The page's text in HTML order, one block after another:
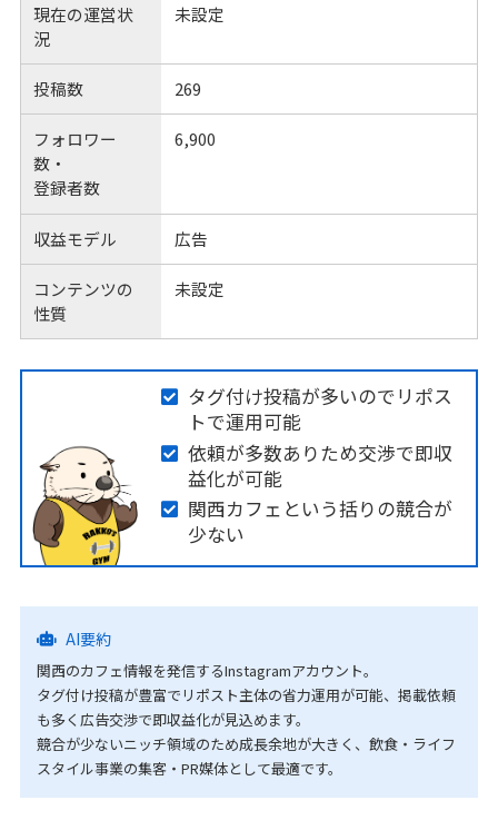
現在の運営状
況
未設定
投稿数 269
フォロワー
数・
登録者数
6,900
収益モデル 広告
コンテンツの
性質
未設定
タグ付け投稿が多いのでリポス
トで運用可能
依頼が多数ありため交渉で即収
益化が可能
関西カフェという括りの競合が
少ない
AI要約
関西のカフェ情報を発信するInstagramアカウント。
タグ付け投稿が豊富でリポスト主体の省力運用が可能、掲載依頼
も多く広告交渉で即収益化が見込めます。
競合が少ないニッチ領域のため成長余地が大きく、飲食・ライフ
スタイル事業の集客・PR媒体として最適です。